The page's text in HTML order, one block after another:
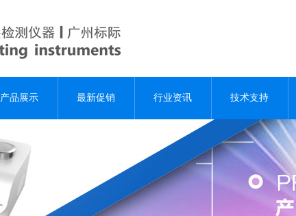
产品展示 最新促销 行业资讯 技术支持